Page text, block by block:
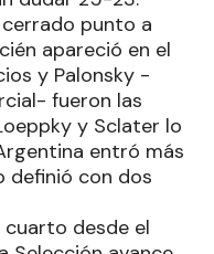
punto a
apareció en el
y Palonsky -
fueron las
y Sclater lo
entró más
definió con dos
cuarto desde el